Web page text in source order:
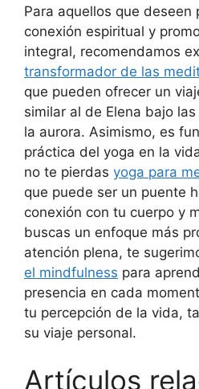
Para aquellos que deseen
conexión espiritual y
integral, recomendamos
transformador de las
que pueden ofrecer un
similar al de Elena bajo
la aurora. Asimismo, es
práctica del yoga en la
no te pierdas yoga para
que puede ser un puente
conexión con tu cuerpo y
buscas un enfoque más
atención plena, te
el mindfulness para
presencia en cada
tu percepción de la vida,
su viaje personal.
Artículos